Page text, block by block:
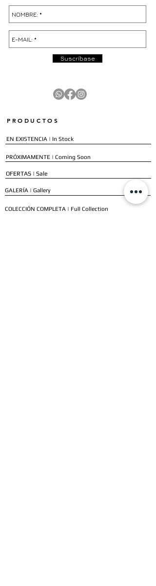
Suscríbase
PRODUCTOS
EN EXISTENCIA | In Stock
PRÓXIMAMENTE | Coming Soon
OFERTAS | Sale
GALERÍA | Gallery
COLECCIÓN COMPLETA | Full Collection